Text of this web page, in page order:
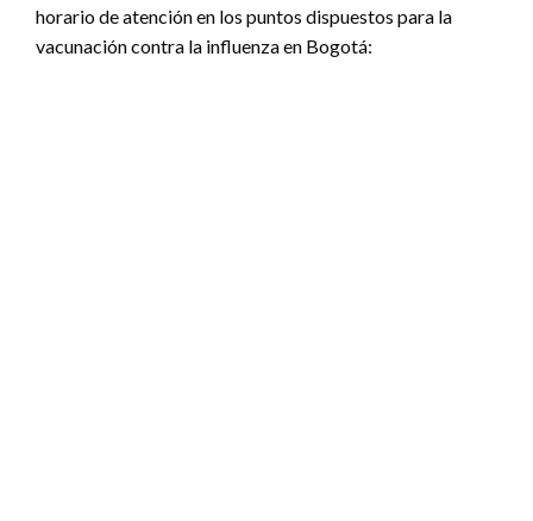
horario de atención en los puntos dispuestos para la
vacunación contra la influenza en Bogotá: